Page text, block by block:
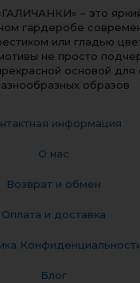
– это
гардеробе
или гладью
не просто
основой для
образов
информация
О нас
Возврат и обмен
Оплата и доставка
Блог